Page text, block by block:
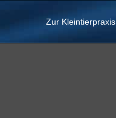
Zur Kleintierpraxis